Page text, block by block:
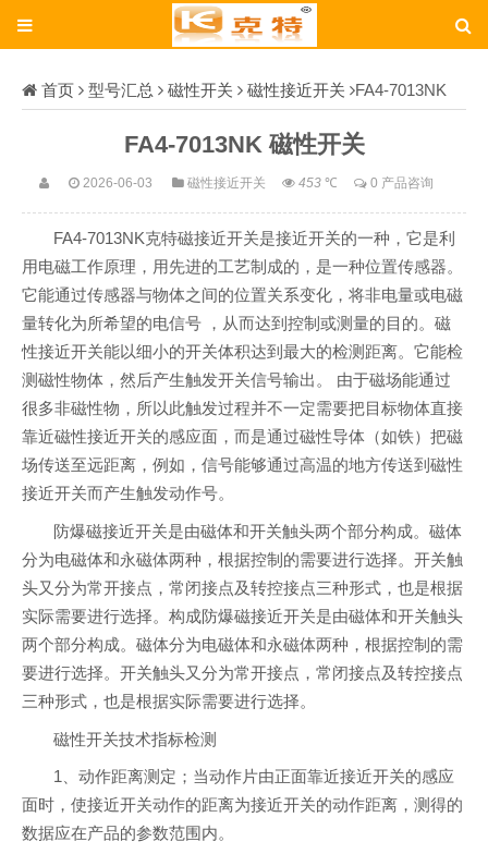
首页 型号汇总 磁性开关 磁性接近开关 FA4-7013NK
FA4-7013NK 磁性开关
2026-06-03 磁性接近开关 453℃ 0 产品咨询
FA4-7013NK克特磁接近开关是接近开关的一种，它是利
用电磁工作原理，用先进的工艺制成的，是一种位置传感器。
它能通过传感器与物体之间的位置关系变化，将非电量或电磁
量转化为所希望的电信号 ，从而达到控制或测量的目的。磁
性接近开关能以细小的开关体积达到最大的检测距离。它能检
测磁性物体，然后产生触发开关信号输出。 由于磁场能通过
很多非磁性物，所以此触发过程并不一定需要把目标物体直接
靠近磁性接近开关的感应面，而是通过磁性导体（如铁）把磁
场传送至远距离，例如，信号能够通过高温的地方传送到磁性
接近开关而产生触发动作号。
防爆磁接近开关是由磁体和开关触头两个部分构成。磁体
分为电磁体和永磁体两种，根据控制的需要进行选择。开关触
头又分为常开接点，常闭接点及转控接点三种形式，也是根据
实际需要进行选择。构成防爆磁接近开关是由磁体和开关触头
两个部分构成。磁体分为电磁体和永磁体两种，根据控制的需
要进行选择。开关触头又分为常开接点，常闭接点及转控接点
三种形式，也是根据实际需要进行选择。
磁性开关技术指标检测
1、动作距离测定；当动作片由正面靠近接近开关的感应
面时，使接近开关动作的距离为接近开关的动作距离，测得的
数据应在产品的参数范围内。